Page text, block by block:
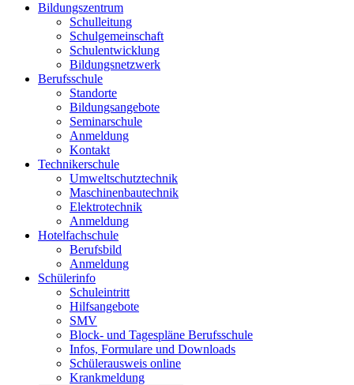
Bildungszentrum
Schulleitung
Schulgemeinschaft
Schulentwicklung
Bildungsnetzwerk
Berufsschule
Standorte
Bildungsangebote
Seminarschule
Anmeldung
Kontakt
Technikerschule
Umweltschutztechnik
Maschinenbautechnik
Elektrotechnik
Anmeldung
Hotelfachschule
Berufsbild
Anmeldung
Schülerinfo
Schuleintritt
Hilfsangebote
SMV
Block- und Tagespläne Berufsschule
Infos, Formulare und Downloads
Schülerausweis online
Krankmeldung